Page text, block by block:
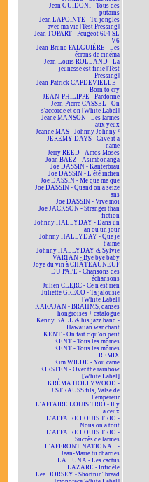
Jean GUIDONI - Tous des
putains
Jean LAPOINTE - Tu jongles
avec ma vie [Test Pressing]
Jean TOPART - Peugeot 604 SL
V6
Jean-Bruno FALGUIÈRE - Les
écrans de cinéma
Jean-Louis ROLLAND - La
jeunesse est finie [Test
Pressing]
Jean-Patrick CAPDEVIELLE -
Born to cry
JEAN-PHILIPPE - Pardonne
Jean-Pierre CASSEL - On
s'accorde et on [White Label]
Jeane MANSON - Les larmes
aux yeux
Jeanne MAS - Johnny Johnny ²
JEREMY DAYS - Give it a
name
Jerry REED - Amos Moses
Joan BAEZ - Asimbonanga
Joe DASSIN - Kanterbräu
Joe DASSIN - L'été indien
Joe DASSIN - Me que me que
Joe DASSIN - Quand on a seize
ans
Joe DASSIN - Vive moi
Joe JACKSON - Stranger than
fiction
Johnny HALLYDAY - Dans un
an ou un jour
Johnny HALLYDAY - Que je
t'aime
Johnny HALLYDAY & Sylvie
VARTAN - Bye bye baby
Joye du vin à CHÂTEAUNEUF
DU PAPE - Chansons des
échansons
Julien CLERC - Ce n'est rien
Juliette GRÉCO - Ta jalousie
[White Label]
KARAJAN - BRAHMS, danses
hongroises + catalogue
Kenny BALL & his jazz band -
Hawaiian war chant
KENT - On fait c'qu'on peut
KENT - Tous les mômes
KENT - Tous les mômes
REMIX
Kim WILDE - You came
KIRSTEN - Over the rainbow
[White Label]
KRÉMA HOLLYWOOD -
J.STRAUSS fils, Valse de
l'empereur
L'AFFAIRE LOUIS TRIO - Il y
a ceux
L'AFFAIRE LOUIS TRIO -
Nous on a tout
L'AFFAIRE LOUIS TRIO -
Succès de larmes
L'AFFRONT NATIONAL -
Jean-Marie tu charries
LA LUNA - Les cactus
LAZARE - Infidèle
Lee DORSEY - Shortnin' bread